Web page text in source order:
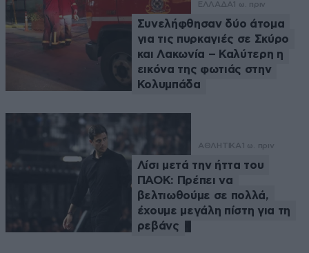
ΕΛΛΑΔΑ 1 ω. πριν
Συνελήφθησαν δύο άτομα
για τις πυρκαγιές σε Σκύρο
και Λακωνία – Καλύτερη η
εικόνα της φωτιάς στην
Κολυμπάδα
ΑΘΛΗΤΙΚΑ 1 ω. πριν
Λίσι μετά την ήττα του
ΠΑΟΚ: Πρέπει να
βελτιωθούμε σε πολλά,
έχουμε μεγάλη πίστη για τη
ρεβάνς